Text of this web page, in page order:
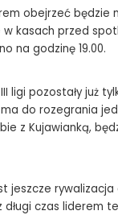
obejrzeć będzie
kasach przed
na godzinę 19.00.
ligi pozostały już
ma do rozegrania
z Kujawianką,
jeszcze rywalizacja
długi czas liderem